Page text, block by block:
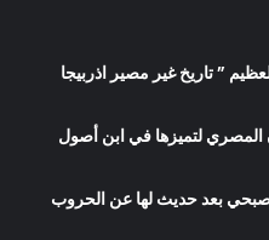
” تاريخ غير مصير اذربيجا
المصري لتميزها في ابن أصول
صبحي بعد حديث لها عن الحروب